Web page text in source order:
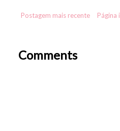
Postagem mais recente Página
Comments